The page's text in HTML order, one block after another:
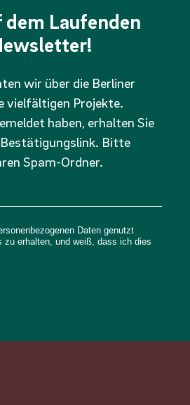
dem Laufenden
wir über die Berliner
vielfältigen Projekte.
haben, erhalten Sie
Bitte
Spam-Ordner.
Daten genutzt
zu erhalten, und weiß, dass ich dies